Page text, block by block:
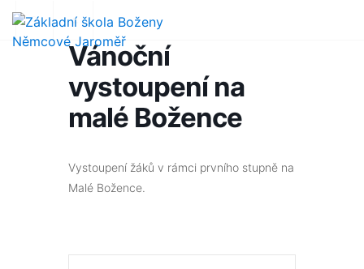
Vánoční
vystoupení na
malé Božence
Vystoupení žáků v rámci prvního stupně na
Malé Božence.